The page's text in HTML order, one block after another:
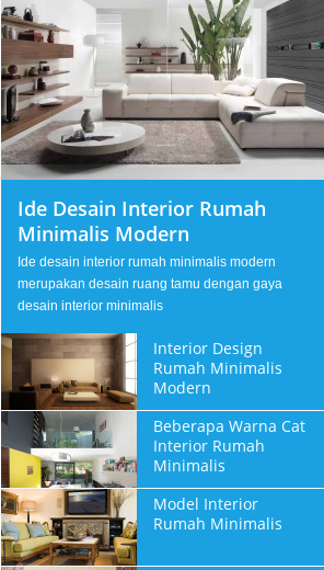
Ide Desain Interior Rumah
Minimalis Modern
Ide desain interior rumah minimalis modern
merupakan desain ruang tamu dengan gaya
desain interior minimalis
Interior Design
Rumah Minimalis
Modern
Beberapa Warna Cat
Interior Rumah
Minimalis
Model Interior
Rumah Minimalis